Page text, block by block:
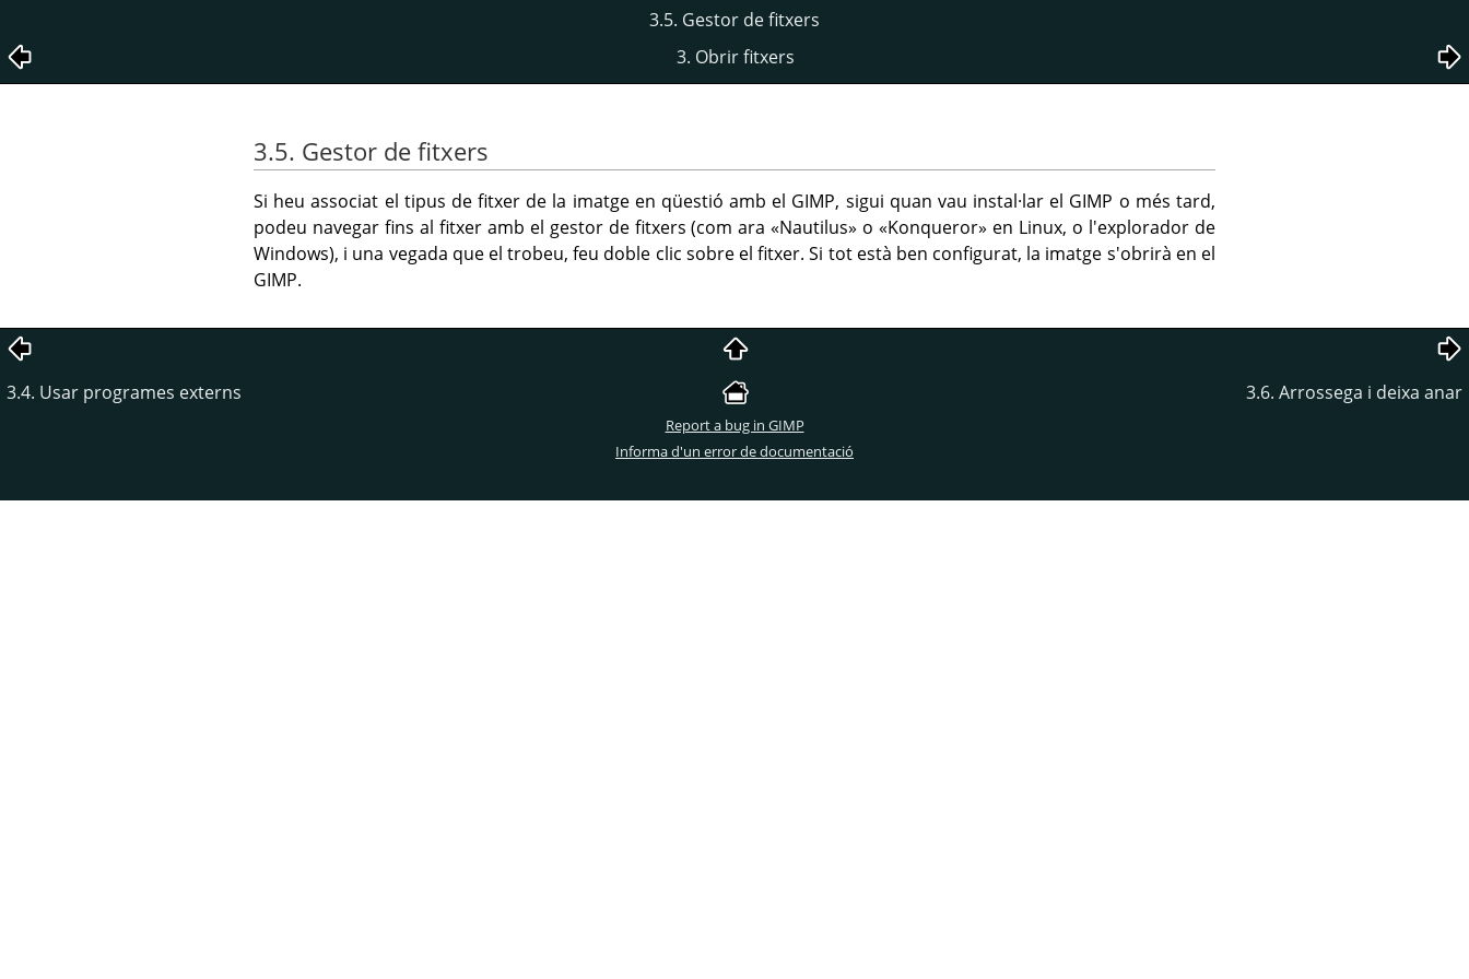
3.5. Gestor de fitxers
3. Obrir fitxers
3.5. Gestor de fitxers
Si heu associat el tipus de fitxer de la imatge en qüestió amb el GIMP, sigui quan vau instal·lar el GIMP o més tard,
podeu navegar fins al fitxer amb el gestor de fitxers (com ara «Nautilus» o «Konqueror» en Linux, o l'explorador de
Windows), i una vegada que el trobeu, feu doble clic sobre el fitxer. Si tot està ben configurat, la imatge s'obrirà en el
GIMP.
3.4. Usar programes externs 3.6. Arrossega i deixa anar
Report a bug in GIMP
Informa d'un error de documentació